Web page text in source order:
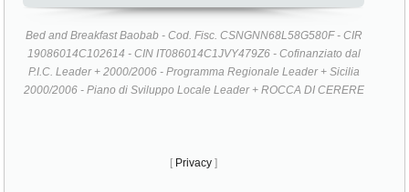
Bed and Breakfast Baobab - Cod. Fisc. CSNGNN68L58G580F - CIR
19086014C102614 - CIN IT086014C1JVY479Z6 - Cofinanziato dal
P.I.C. Leader + 2000/2006 - Programma Regionale Leader + Sicilia
2000/2006 - Piano di Sviluppo Locale Leader + ROCCA DI CERERE
[ Privacy ]